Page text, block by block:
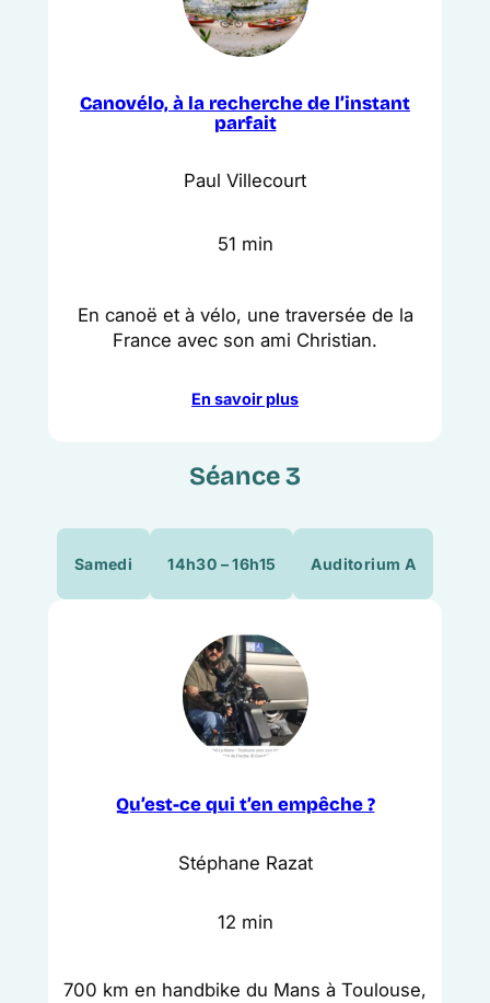
Canovélo, à la recherche de l’instant
parfait
Paul Villecourt
51 min
En canoë et à vélo, une traversée de la
France avec son ami Christian.
En savoir plus
Séance 3
Samedi 14h30 – 16h15 Auditorium A
Qu’est-ce qui t’en empêche ?
Stéphane Razat
12 min
700 km en handbike du Mans à Toulouse,